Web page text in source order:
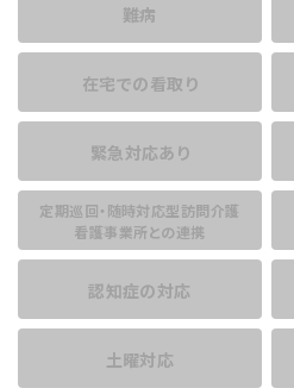
難病
在宅での看取り
緊急対応あり
定期巡回・随時対応型訪問介護
看護事業所との連携
認知症の対応
土曜対応